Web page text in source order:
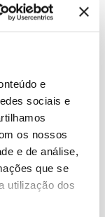
e
sociais e
os nossos
e de análise,
que se
utilização dos